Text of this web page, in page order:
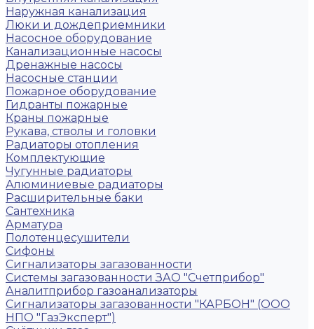
Наружная канализация
Люки и дождеприемники
Насосное оборудование
Канализационные насосы
Дренажные насосы
Насосные станции
Пожарное оборудование
Гидранты пожарные
Краны пожарные
Рукава, стволы и головки
Радиаторы отопления
Комплектующие
Чугунные радиаторы
Алюминиевые радиаторы
Расширительные баки
Сантехника
Арматура
Полотенцесушители
Сифоны
Сигнализаторы загазованности
Системы загазованности ЗАО "Счетприбор"
Аналитприбор газоанализаторы
Сигнализаторы загазованности "КАРБОН" (ООО
НПО "ГазЭксперт")